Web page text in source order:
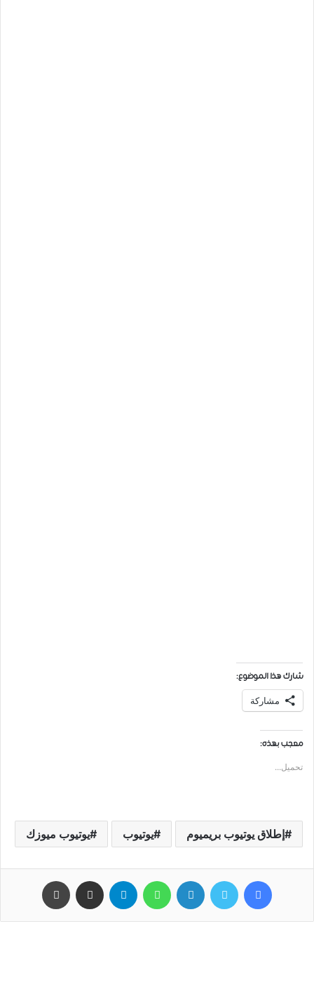
شارك هذا الموضوع:
مشاركة
معجب بهذه:
تحميل...
ﺇﻃﻼﻕ ﻳﻮﺗﻴﻮﺏ ﺑﺮﻳﻤﻴﻮﻡ يوتيوب يوتيوب ميوزك
فيسبوك تويتر لينكدإن واتساب تيلقرام مشاركة عبر البريد